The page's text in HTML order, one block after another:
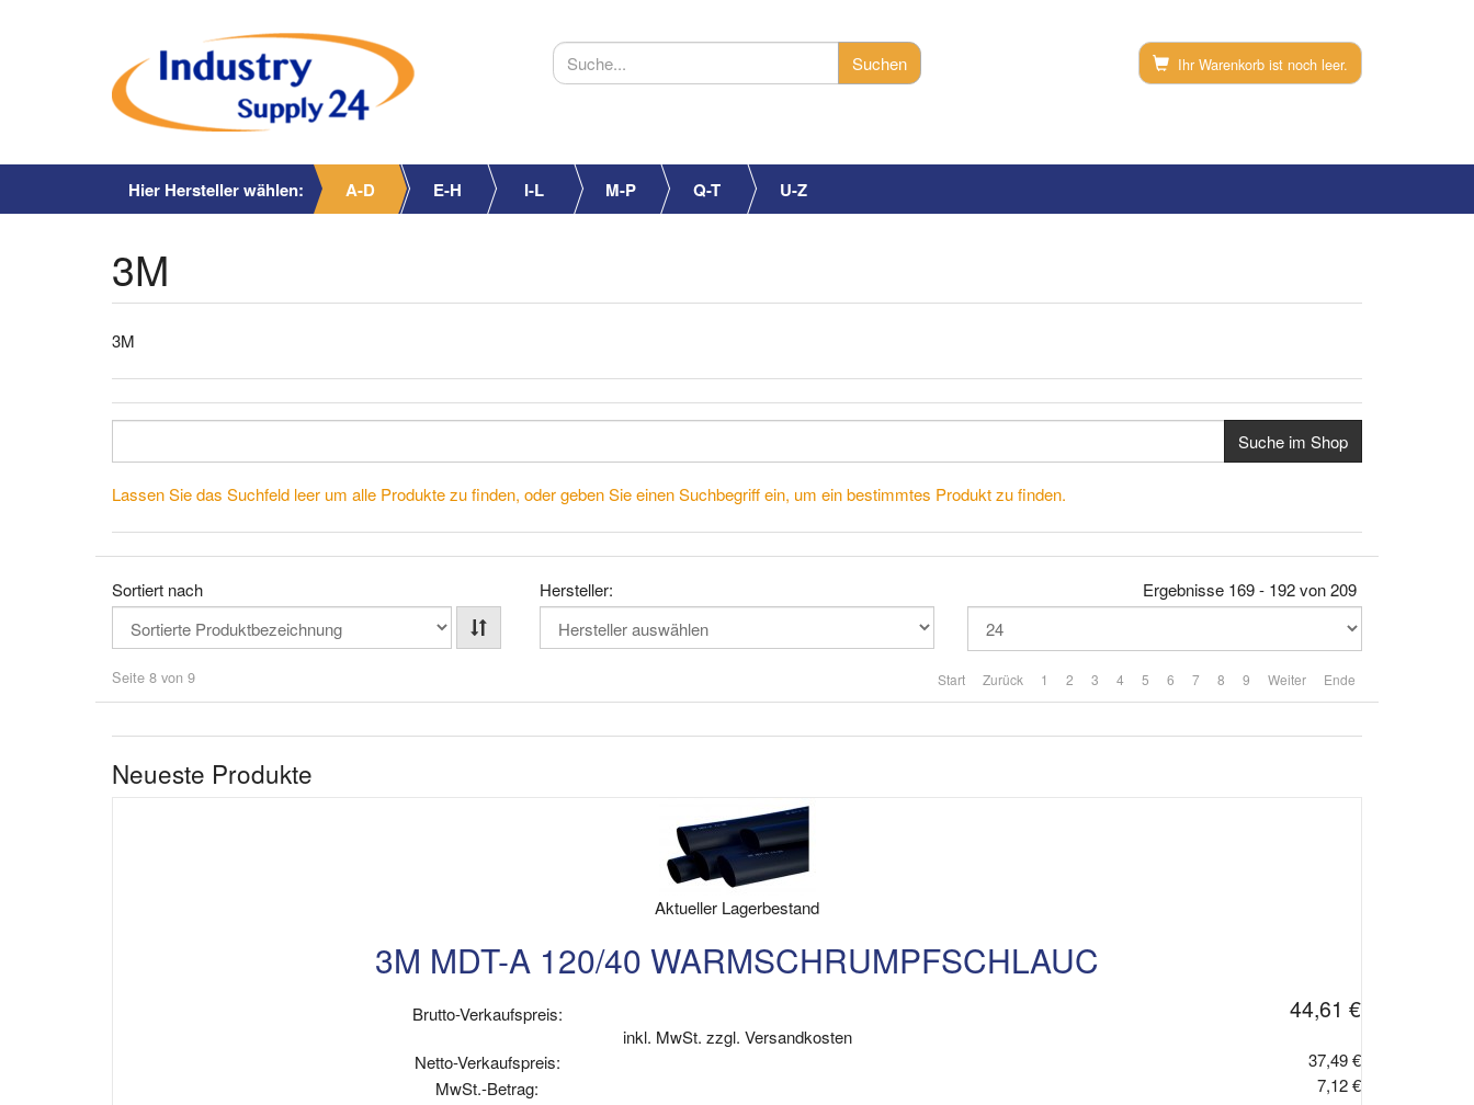
Ihr Warenkorb ist noch leer.
Hier Hersteller wählen: A-D E-H I-L M-P Q-T U-Z
3M
3M
Suche im Shop
Lassen Sie das Suchfeld leer um alle Produkte zu finden, oder geben Sie einen Suchbegriff ein, um ein bestimmtes Produkt zu finden.
Sortiert nach Hersteller: Ergebnisse 169 - 192 von 209
Seite 8 von 9 Start Zurück 1 2 3 4 5 6 7 8 9 Weiter Ende
Neueste Produkte
Aktueller Lagerbestand
3M MDT-A 120/40 WARMSCHRUMPFSCHLAUC
Brutto-Verkaufspreis: 44,61 €
inkl. MwSt. zzgl. Versandkosten
Netto-Verkaufspreis:
37,49 €
MwSt.-Betrag:
7,12 €